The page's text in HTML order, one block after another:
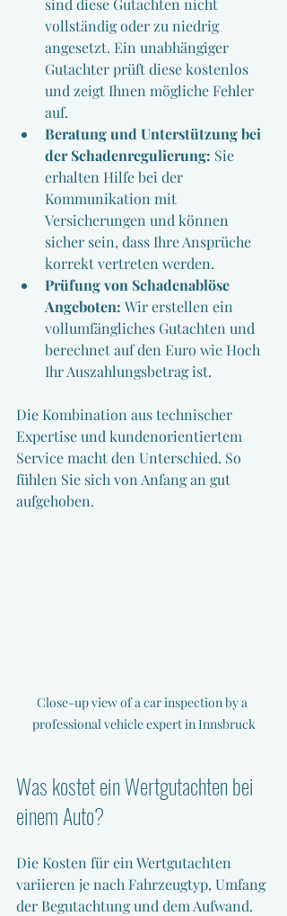
sind diese Gutachten nicht
vollständig oder zu niedrig
angesetzt. Ein unabhängiger
Gutachter prüft diese kostenlos
und zeigt Ihnen mögliche Fehler
auf.
Beratung und Unterstützung bei
der Schadenregulierung: Sie
erhalten Hilfe bei der
Kommunikation mit
Versicherungen und können
sicher sein, dass Ihre Ansprüche
korrekt vertreten werden.
Prüfung von Schadenablöse
Angeboten: Wir erstellen ein
vollumfängliches Gutachten und
berechnet auf den Euro wie Hoch
Ihr Auszahlungsbetrag ist.
Die Kombination aus technischer
Expertise und kundenorientiertem
Service macht den Unterschied. So
fühlen Sie sich von Anfang an gut
aufgehoben.
Close-up view of a car inspection by a
professional vehicle expert in Innsbruck
Was kostet ein Wertgutachten bei
einem Auto?
Die Kosten für ein Wertgutachten
variieren je nach Fahrzeugtyp, Umfang
der Begutachtung und dem Aufwand.